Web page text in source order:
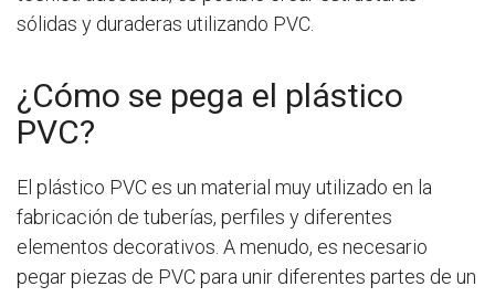
sólidas y duraderas utilizando PVC.
¿Cómo se pega el plástico
PVC?
El plástico PVC es un material muy utilizado en la
fabricación de tuberías, perfiles y diferentes
elementos decorativos. A menudo, es necesario
pegar piezas de PVC para unir diferentes partes de un